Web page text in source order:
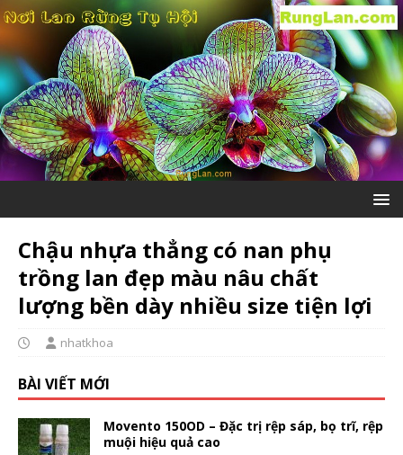
Chậu nhựa thẳng có nan phụ
trồng lan đẹp màu nâu chất
lượng bền dày nhiều size tiện lợi
nhatkhoa
BÀI VIẾT MỚI
Movento 150OD – Đặc trị rệp sáp, bọ trĩ, rệp
muội hiệu quả cao